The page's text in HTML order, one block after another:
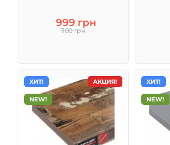
999 грн
1100 грн
АКЦИЯ!
ХИТ!
NEW!
ХИТ!
NEW!